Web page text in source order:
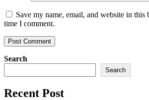
Save my name, email, and website in this
time I comment.
Search
Search
Recent Post